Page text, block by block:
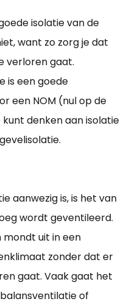
isolatie van de
want zo zorg je dat
verloren gaat.
is een goede
een NOM (nul op de
denken aan isolatie
aanwezig is, is het van
wordt geventileerd.
uit in een
zonder dat er
gaat. Vaak gaat het
of